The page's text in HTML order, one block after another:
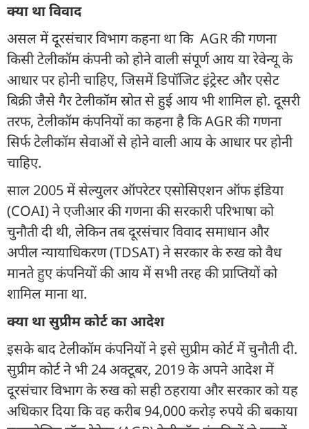
क्या था विवाद
असल में दूरसंचार विभाग कहना था कि AGR की गणना
किसी टेलीकॉम कंपनी को होने वाली संपूर्ण आय या रेवेन्यू के
आधार पर होनी चाहिए, जिसमें डिपॉजिट इंट्रेस्ट और एसेट
बिक्री जैसे गैर टेलीकॉम स्रोत से हुई आय भी शामिल हो. दूसरी
तरफ, टेलीकॉम कंपनियों का कहना है कि AGR की गणना
सिर्फ टेलीकॉम सेवाओं से होने वाली आय के आधार पर होनी
चाहिए.
साल 2005 में सेल्युलर ऑपरेटर एसोसिएशन ऑफ इंडिया
(COAI) ने एजीआर की गणना की सरकारी परिभाषा को
चुनौती दी थी, लेकिन तब दूरसंचार विवाद समाधान और
अपील न्यायाधिकरण (TDSAT) ने सरकार के रुख को वैध
मानते हुए कंपनियों की आय में सभी तरह की प्र‍ाप्तियों को
शामिल माना था.
क्या था सुप्रीम कोर्ट का आदेश
इसके बाद टेलीकॉम कंपनियों ने इसे सुप्रीम कोर्ट में चुनौती दी.
सुप्रीम कोर्ट ने भी 24 अक्टूबर, 2019 के अपने आदेश में
दूरसंचार विभाग के रुख को सही ठहराया और सरकार को यह
अधिकार दिया कि वह करीब 94,000 करोड़ रुपये की बकाया